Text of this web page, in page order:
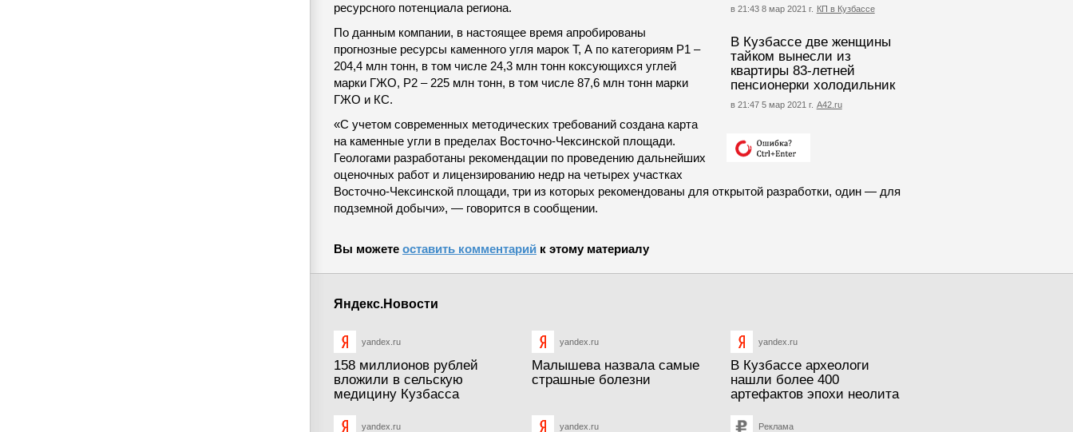
в 21:43 8 мар 2021 г. КП в Кузбассе
В Кузбассе две женщины
тайком вынесли из
квартиры 83-летней
пенсионерки холодильник
в 21:47 5 мар 2021 г. А42.ru
ресурсного потенциала региона.
По данным компании, в настоящее время апробированы
прогнозные ресурсы каменного угля марок Т, А по категориям Р1 –
204,4 млн тонн, в том числе 24,3 млн тонн коксующихся углей
марки ГЖО, Р2 – 225 млн тонн, в том числе 87,6 млн тонн марки
ГЖО и КС.
«С учетом современных методических требований создана карта
на каменные угли в пределах Восточно-Чексинской площади.
Геологами разработаны рекомендации по проведению дальнейших
оценочных работ и лицензированию недр на четырех участках
Восточно-Чексинской площади, три из которых рекомендованы для открытой разработки, один — для
подземной добычи», — говорится в сообщении.
Вы можете оставить комментарий к этому материалу
Яндекс.Новости
yandex.ru
158 миллионов рублей
вложили в сельскую
медицину Кузбасса
yandex.ru
Малышева назвала самые
страшные болезни
yandex.ru
В Кузбассе археологи
нашли более 400
артефактов эпохи неолита
yandex.ru yandex.ru Реклама